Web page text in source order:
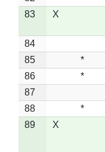
83
X
84
85
*
86
*
87
88
*
89
X